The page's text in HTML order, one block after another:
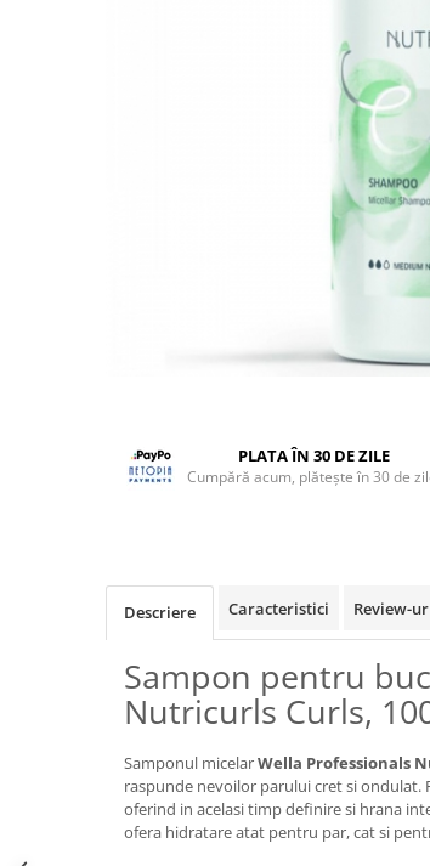
PLATA ÎN 30 DE ZILE
Cumpără acum, plătește în 30 de
Descriere Caracteristici Review-
Sampon pentru
Nutricurls Curls,
Samponul micelarWella Professionals
raspunde nevoilor parului cret si
oferind in acelasi timp definire si hrana
ofera hidratare atat pentru par, cat si